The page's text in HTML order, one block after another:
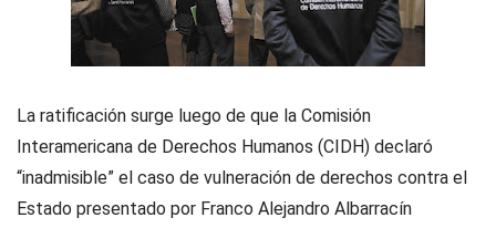
La ratificación surge luego de que la Comisión
Interamericana de Derechos Humanos (CIDH) declaró
“inadmisible” el caso de vulneración de derechos contra el
Estado presentado por Franco Alejandro Albarracín